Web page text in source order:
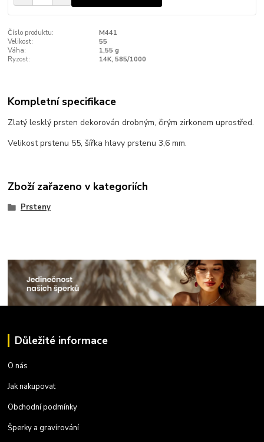
Číslo produktu:
M441
Velikost:
55
Váha:
1,55 g
Ryzost:
14K, 585/1000
Kompletní specifikace
Zlatý lesklý prsten dekorován drobným, čirým zirkonem uprostřed.
Velikost prstenu 55, šířka hlavy prstenu 3,6 mm.
Zboží zařazeno v kategoriích
Prsteny
Důležité informace
O nás
Jak nakupovat
Obchodní podmínky
Šperky a gravírování